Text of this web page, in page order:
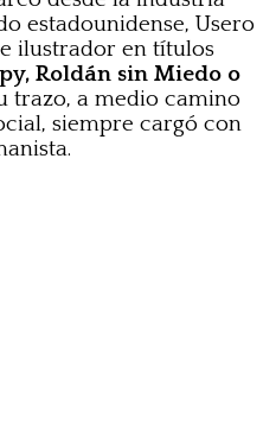
estadounidense, Usero
ilustrador en títulos
Roldán sin Miedo o
trazo, a medio camino
siempre cargó con